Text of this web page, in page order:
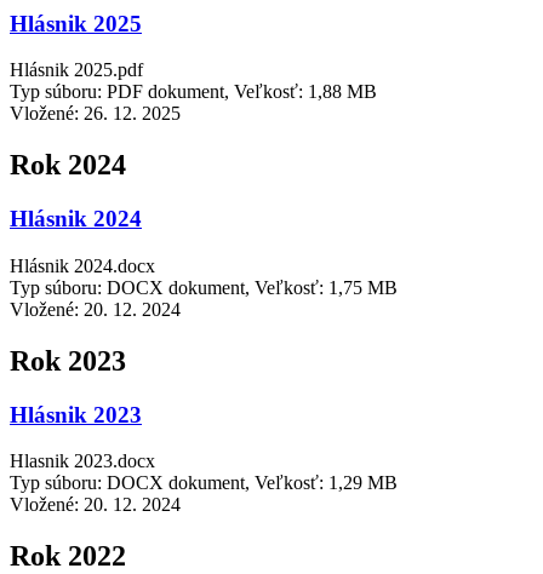
Hlásnik 2025
Hlásnik 2025.pdf
Typ súboru: PDF dokument, Veľkosť: 1,88 MB
Vložené: 26. 12. 2025
Rok 2024
Hlásnik 2024
Hlásnik 2024.docx
Typ súboru: DOCX dokument, Veľkosť: 1,75 MB
Vložené: 20. 12. 2024
Rok 2023
Hlásnik 2023
Hlasnik 2023.docx
Typ súboru: DOCX dokument, Veľkosť: 1,29 MB
Vložené: 20. 12. 2024
Rok 2022